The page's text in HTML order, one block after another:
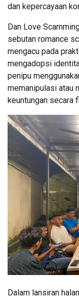
dan kepercayaan
Dan Love
sebutan romance
mengacu pada
mengadopsi
penipu
memanipulasi atau
keuntungan secara
Dalam lansiran